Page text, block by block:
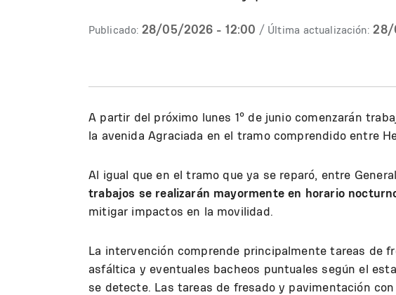
Publicado: 28/05/2026 - 12:00 / Última actualización: 28/
A partir del próximo lunes 1º de junio comenzarán
la avenida Agraciada en el tramo comprendido entre
Al igual que en el tramo que ya se reparó, entre
trabajos se realizarán mayormente en horario
mitigar impactos en la movilidad.
La intervención comprende principalmente tareas de
asfáltica y eventuales bacheos puntuales según el
se detecte. Las tareas de fresado y pavimentación